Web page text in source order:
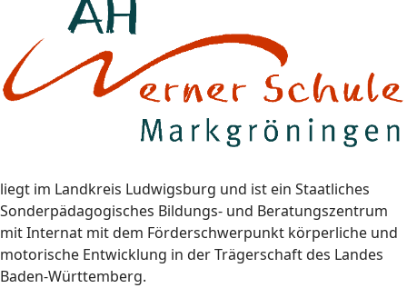
liegt im Landkreis Ludwigsburg und ist ein Staatliches
Sonderpädagogisches Bildungs- und Beratungszentrum
mit Internat mit dem Förderschwerpunkt körperliche und
motorische Entwicklung in der Trägerschaft des Landes
Baden-Württemberg.